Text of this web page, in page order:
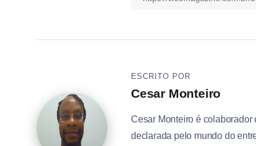
ESCRITO POR
Cesar Monteiro
Cesar Monteiro é
declarada pelo mundo do